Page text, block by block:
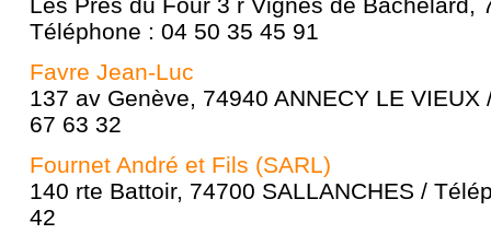
Téléphone : 04 50 35 45 91
Favre Jean-Luc
137 av Genève, 74940 ANNECY LE
67 63 32
Fournet André et Fils (SARL)
140 rte Battoir, 74700 SALLANCHES /
42